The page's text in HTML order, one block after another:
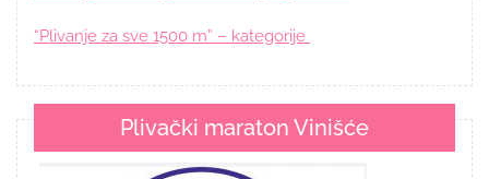
“Plivanje za sve 1500 m” – kategorije
Plivački maraton Vinišće